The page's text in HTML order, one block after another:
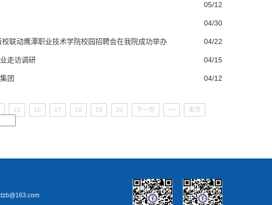
05/12
04/30
04/22
联动鹰潭职业技术学院校园招聘会在我院成功举办
04/15
走访调研
04/12
团
15 16 17 18 19 20 下一页 >> 末页